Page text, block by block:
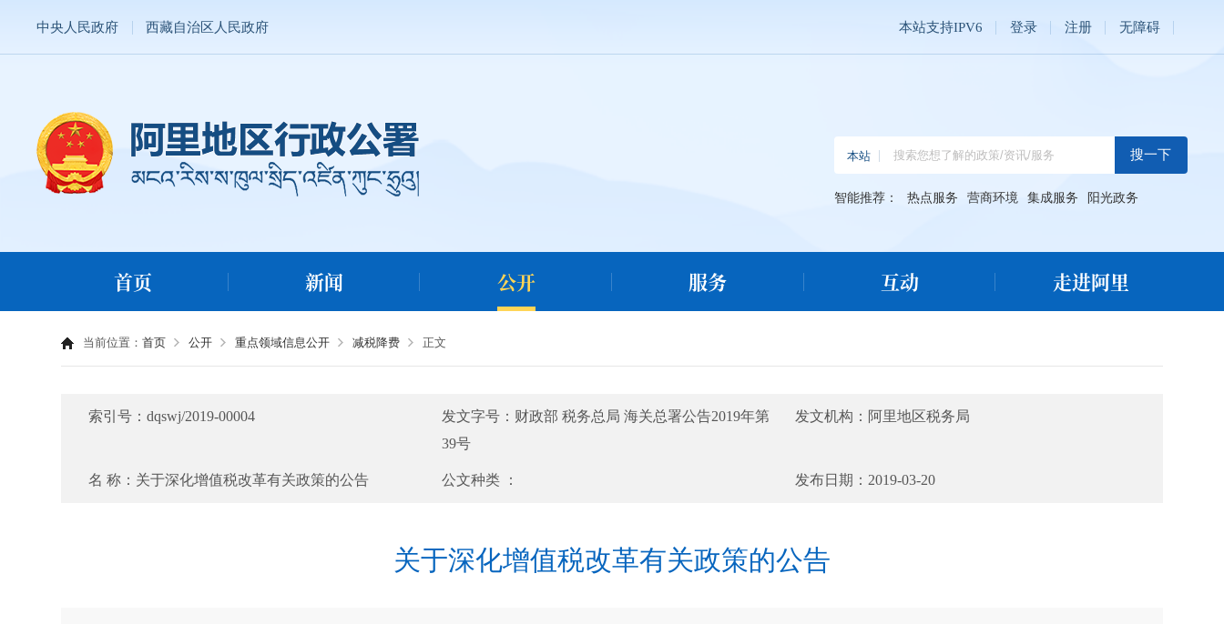
中央人民政府 西藏自治区人民政府 本站支持IPV6 登录 注册 无障碍
智能推荐： 热点服务 营商环境 集成服务 阳光政务
首页 新闻 公开 服务 互动 走进阿里
当前位置：首页 公开 重点领域信息公开 减税降费 正文
索引号：dqswj/2019-00004 发文字号： 财政部 税务总局 海关总署公告2019年第
39号
发文机构： 阿里地区税务局
名 称： 关于深化增值税改革有关政策的公告 公文种类 ： 发布日期： 2019-03-20
关于深化增值税改革有关政策的公告